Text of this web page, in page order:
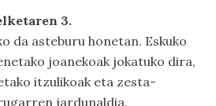
3.
da asteburu honetan. Eskuko
joanekoak jokatuko dira,
itzulikoak eta zesta-
jardunaldia.